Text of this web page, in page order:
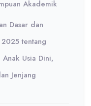
Akademik
Dasar dan
tentang
Usia Dini,
Jenjang